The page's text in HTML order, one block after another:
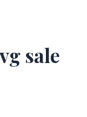
sale